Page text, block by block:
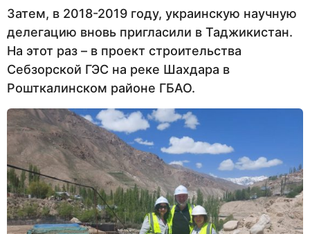
Затем, в 2018-2019 году, украинскую научную
делегацию вновь пригласили в Таджикистан.
На этот раз – в проект строительства
Себзорской ГЭС на реке Шахдара в
Рошткалинском районе ГБАО.